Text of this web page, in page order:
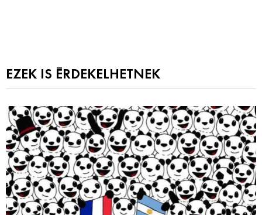
EZEK IS ÉRDEKELHETNEK